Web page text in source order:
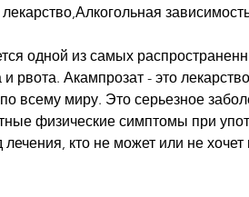
одной из самых
и рвота. Акампрозат - это
всему миру. Это серьезное
физические симптомы при
кто не может или не